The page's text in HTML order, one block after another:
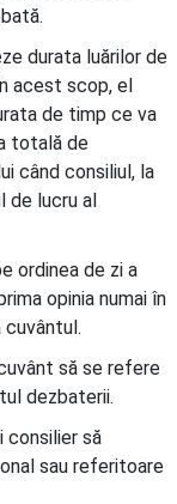
durata luărilor de
acest scop, el
de timp ce va
totală de
când consiliul, la
de lucru al
ordinea de zi a
opinia numai în
să se refere
dezbaterii.
consilier să
sau referitoare